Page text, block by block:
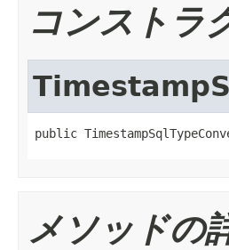
コンストラ
public
メソッドの